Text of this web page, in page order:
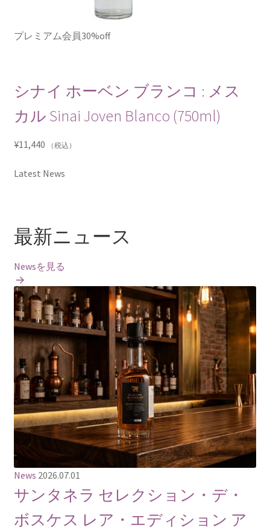
プレミアム会員30%off
シナイ ホーベン ブランコ : メス
カル Sinai Joven Blanco (750ml)
¥11,440 （税込）
Latest News
最新ニュース
Newsを見る
News 2026.07.01
サンタネラ セレクション・デ・
ボスケス レア・エディション ア